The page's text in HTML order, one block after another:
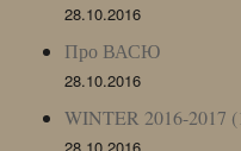
28.10.2016
Про ВАСЮ
28.10.2016
WINTER 2016-2017